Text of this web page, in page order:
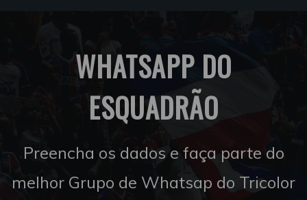
WHATSAPP DO
ESQUADRÃO
Preencha os dados e faça parte do
melhor Grupo de Whatsap do Tricolor